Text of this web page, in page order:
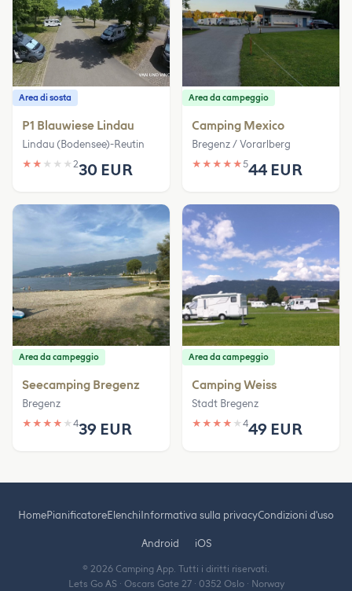
Area di sosta
P1 Blauwiese Lindau
Lindau (Bodensee)-Reutin
★ ★ ★ ★ ★ 230 EUR
Area da campeggio
Camping Mexico
Bregenz / Vorarlberg
★ ★ ★ ★ ★544 EUR
Area da campeggio
Seecamping Bregenz
Bregenz
★ ★ ★ ★ ★ 439 EUR
Area da campeggio
Camping Weiss
Stadt Bregenz
★ ★ ★ ★ ★ 449 EUR
HomePianificatoreElenchiInformativa sulla privacyCondizioni d'uso
Android iOS
© 2026 Camping App. Tutti i diritti riservati.
Lets Go AS · Oscars Gate 27 · 0352 Oslo · Norway